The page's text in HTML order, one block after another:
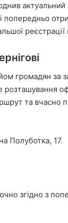
попередньо
громадян
та
Полуботка, 17.
згідно з